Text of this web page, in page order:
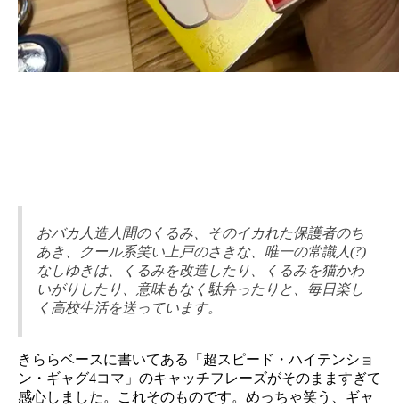
おバカ人造人間のくるみ、そのイカれた保護者のち
あき、クール系笑い上戸のさきな、唯一の常識人(?)
なしゆきは、くるみを改造したり、くるみを猫かわ
いがりしたり、意味もなく駄弁ったりと、毎日楽し
く高校生活を送っています。
きららベースに書いてある「超スピード・ハイテンショ
ン・ギャグ4コマ」のキャッチフレーズがそのまますぎて
感心しました。これそのものです。めっちゃ笑う、ギャ